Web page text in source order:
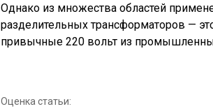
Однако из множества областей
разделительных трансформаторов —
привычные 220 вольт из
Оценка статьи: